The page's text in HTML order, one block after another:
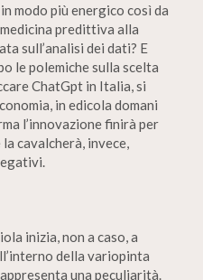
modo più energico così da
predittiva alla
sull’analisi dei dati? E
le polemiche sulla scelta
ChatGpt in Italia, si
in edicola domani
l’innovazione finirà per
cavalcherà, invece,
inizia, non a caso, a
della variopinta
una peculiarità.